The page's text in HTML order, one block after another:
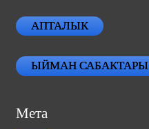
АПТАЛЫК
ЫЙМАН САБАКТАРЫ
Мета